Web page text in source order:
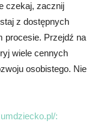
czekaj, zacznij
z dostępnych
procesie. Przejdź na
wiele cennych
osobistego. Nie
: